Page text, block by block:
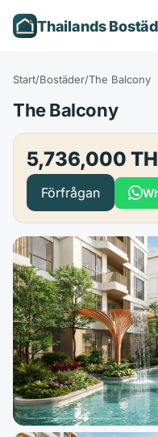
Thailands
Start/Bostäder/The Balcony
The Balcony
5,736,000
Förfrågan